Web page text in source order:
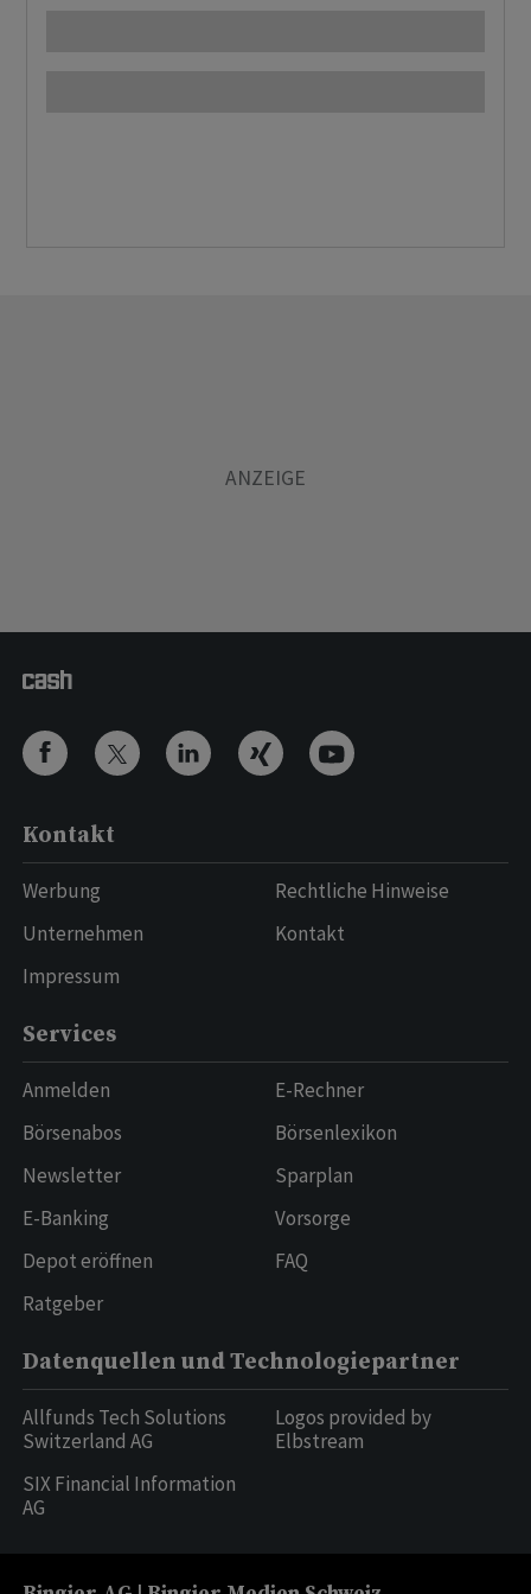
Kontakt
Werbung
Unternehmen
Impressum
Rechtliche Hinweise
Kontakt
Services
Anmelden
Börsenabos
Newsletter
E-Banking
Depot eröffnen
Ratgeber
E-Rechner
Börsenlexikon
Sparplan
Vorsorge
FAQ
Datenquellen und Technologiepartner
Allfunds Tech Solutions
Switzerland AG
SIX Financial Information
AG
Logos provided by
Elbstream